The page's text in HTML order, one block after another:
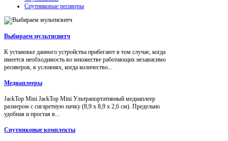
Спутниковые ресиверы
Выбираем мультисвитч
К установке данного устройства прибегают в том случае, когда
имеется необходимость во множестве работающих независимо
ресиверов, в условиях, когда количество...
Медиаплееры
JackTop Mini JackTop Mini Ультрапортативный медиаплеер
размером с сигаретную пачку (8,9 x 8,9 x 2,6 см). Предельно
удобная и простая в...
Спутниковые комплекты